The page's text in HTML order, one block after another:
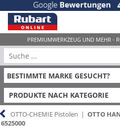
PRODUKTE NACH KATEGORIE
OTTO-CHEMIE Pistolen |OTTO
6525000